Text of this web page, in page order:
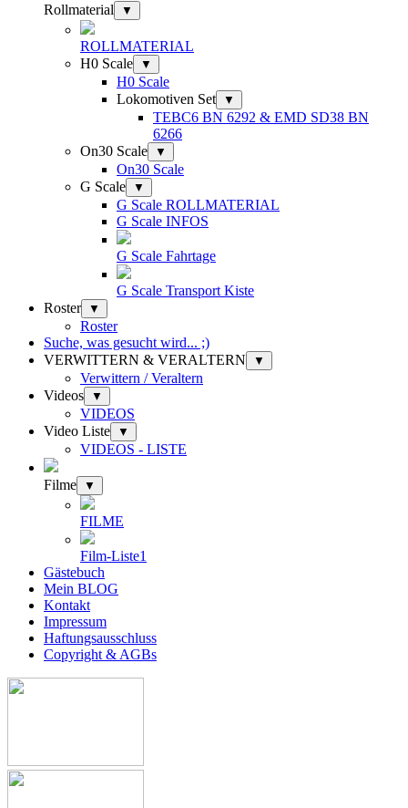
Rollmaterial ▼
ROLLMATERIAL
H0 Scale
▼
H0 Scale
Lokomotiven Set
▼
TEBC6 BN 6292 & EMD SD38 BN
6266
On30 Scale
▼
On30 Scale
G Scale
▼
G Scale ROLLMATERIAL
G Scale INFOS
G Scale Fahrtage
G Scale Transport Kiste
Roster
▼
Roster
Suche, was gesucht wird... ;)
VERWITTERN & VERALTERN
▼
Verwittern / Veraltern
Videos
▼
VIDEOS
Video Liste
▼
VIDEOS - LISTE
Filme ▼
FILME
Film-Liste1
Gästebuch
Mein BLOG
Kontakt
Impressum
Haftungsausschluss
Copyright & AGBs